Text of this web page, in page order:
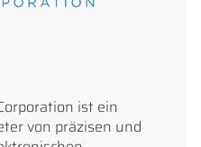
ist ein
von präzisen und